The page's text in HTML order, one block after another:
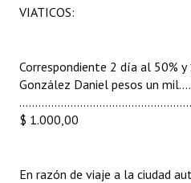
Ciudadano Ilustre - Registro
Huéspedes de Honor - Registro
Antiguos Pobladores - Registro
Bariloche, Municipio intercultural
VIATICOS:
Correspondiente 2 día al 50%
González Daniel pesos un
$ 1.000,00
En razón de viaje a la ciudad